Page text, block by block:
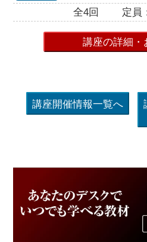
全4回
定員
講座の詳細・
講座開催情報一覧へ